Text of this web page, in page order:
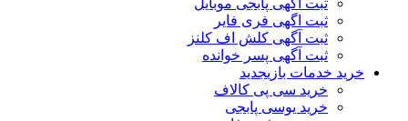
ثبت آگهی پابجی موبایل
ثبت اگهی فری فایر
ثبت آگهی کلش اف کلنز
ثبت آگهی پسر خوانده
خرید خدمات بازیجدید
خرید سی پی کالاف
خرید یوسی پابجی